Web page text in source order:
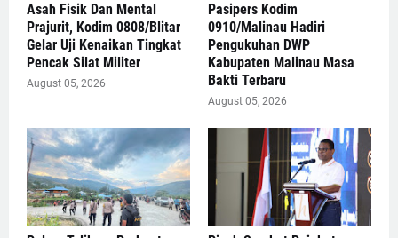
Asah Fisik Dan Mental
Prajurit, Kodim 0808/Blitar
Gelar Uji Kenaikan Tingkat
Pencak Silat Militer
August 05, 2026
Pasipers Kodim
0910/Malinau Hadiri
Pengukuhan DWP
Kabupaten Malinau Masa
Bakti Terbaru
August 05, 2026